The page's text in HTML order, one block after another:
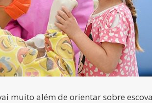
muito além de orientar sobre